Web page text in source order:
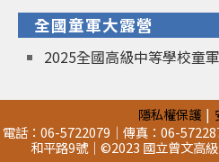
全國童軍大露營
2025全國高級中等學校童
隱私權保護
電話：06-5722079｜傳真：06-
和平路9號｜©2023 國立曾文高